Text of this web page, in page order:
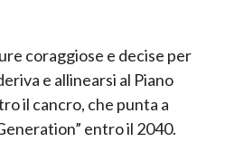
coraggiose e decise per
e allinearsi al Piano
il cancro, che punta a
entro il 2040.